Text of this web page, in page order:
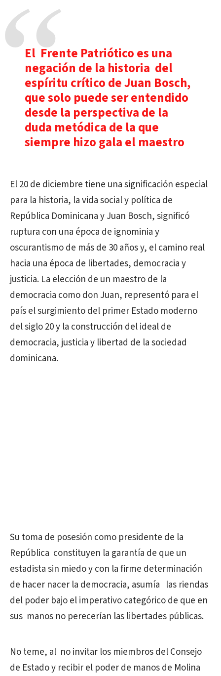
El Frente Patriótico es una
negación de la historia del
espíritu crítico de Juan Bosch,
que solo puede ser entendido
desde la perspectiva de la
duda metódica de la que
siempre hizo gala el maestro
El 20 de diciembre tiene una significación especial
para la historia, la vida social y política de
República Dominicana y Juan Bosch, significó
ruptura con una época de ignominia y
oscurantismo de más de 30 años y, el camino real
hacia una época de libertades, democracia y
justicia. La elección de un maestro de la
democracia como don Juan, representó para el
país el surgimiento del primer Estado moderno
del siglo 20 y la construcción del ideal de
democracia, justicia y libertad de la sociedad
dominicana.
Su toma de posesión como presidente de la
República constituyen la garantía de que un
estadista sin miedo y con la firme determinación
de hacer nacer la democracia, asumía las riendas
del poder bajo el imperativo categórico de que en
sus manos no perecerían las libertades públicas.
No teme, al no invitar los miembros del Consejo
de Estado y recibir el poder de manos de Molina